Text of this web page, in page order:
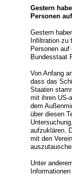
Gestern
Personen
Gestern
Infiltration zu
Personen
Bundesstaat
Von Anfang
dass das
Staaten
mit ihren US-
dem
über diesen
aufzuklären.
mit den
Unter